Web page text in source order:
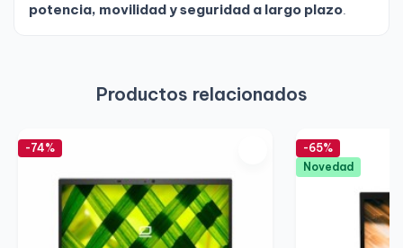
potencia, movilidad y seguridad a largo plazo.
Productos relacionados
-74%
-65%
Novedad